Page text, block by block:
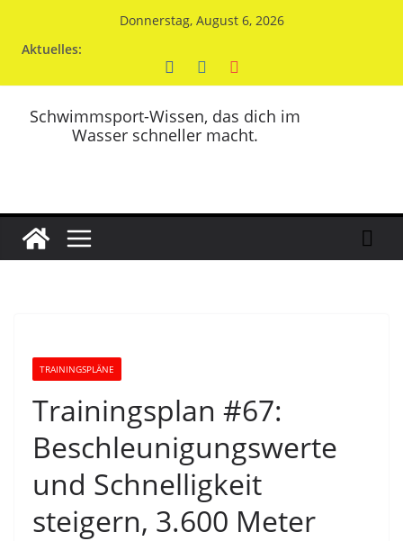
Donnerstag, August 6, 2026
Aktuelles:
Schwimmsport-Wissen, das dich im
Wasser schneller macht.
TRAININGSPLÄNE
Trainingsplan #67:
Beschleunigungswerte
und Schnelligkeit
steigern, 3.600 Meter